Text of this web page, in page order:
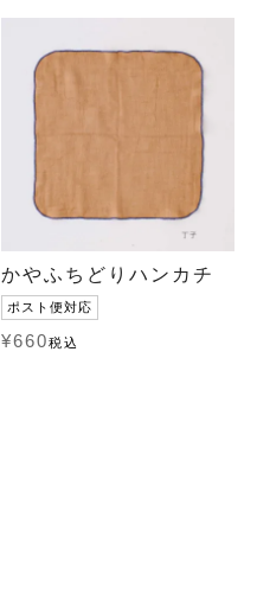
かやふちどりハンカチ
ポスト便対応
¥660税込